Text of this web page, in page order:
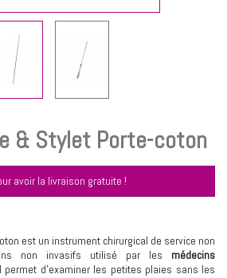
& Stylet Porte-coton
avoir la livraison gratuite !
est un instrument chirurgical de service non
non invasifs utilisé par les médecins
permet d'examiner les petites plaies sans les